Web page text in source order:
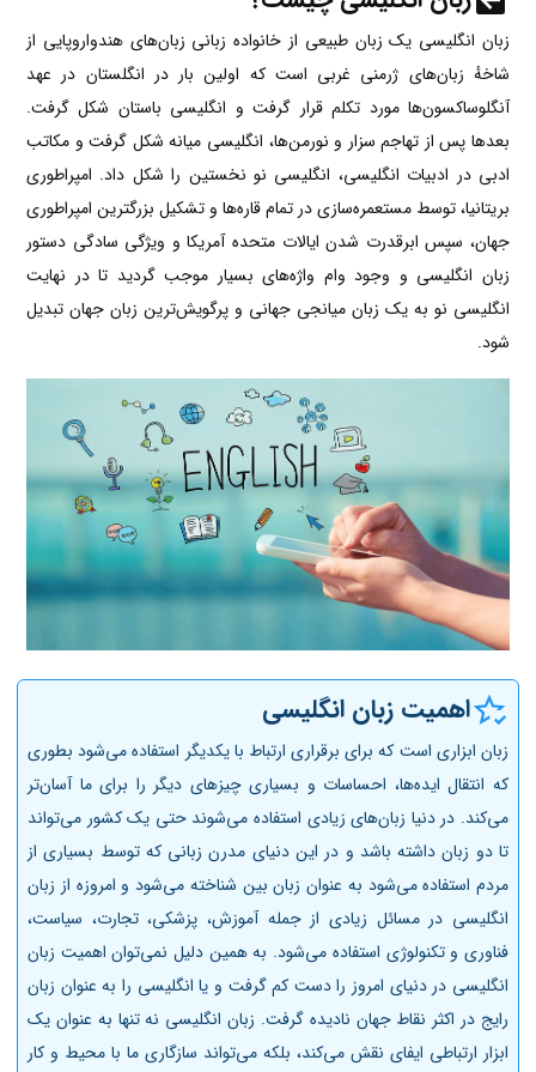
زبان انگلیسی یک زبان طبیعی از خانواده زبانی زبان‌های هندواروپایی از
شاخهٔ زبان‌های ژرمنی غربی است که اولین بار در انگلستان در عهد
آنگلوساکسون‌ها مورد تکلم قرار گرفت و انگلیسی باستان شکل گرفت.
بعدها پس از تهاجم سزار و نورمن‌ها، انگلیسی میانه شکل گرفت و مکاتب
ادبی در ادبیات انگلیسی، انگلیسی نو نخستین را شکل داد. امپراطوری
بریتانیا، توسط مستعمره‌سازی در تمام قاره‌ها و تشکیل بزرگترین امپراطوری
جهان، سپس ابرقدرت شدن ایالات متحده آمریکا و ویژگی سادگی دستور
زبان انگلیسی و وجود وام‌ واژه‌های بسیار موجب گردید تا در نهایت
انگلیسی نو به یک زبان میانجی جهانی و پرگویش‌ترین زبان جهان تبدیل
شود.
اهمیت زبان انگلیسی
زبان ابزاری است که برای برقراری ارتباط با یکدیگر استفاده می‌شود بطوری
که انتقال ایده‌ها، احساسات و بسیاری چیزهای دیگر را برای ما آسان‌تر
می‌کند. در دنیا زبان‌های زیادی استفاده می‌شوند حتی یک کشور می‌تواند
تا دو زبان داشته باشد و در این دنیای مدرن زبانی که توسط بسیاری از
مردم استفاده می‌شود به عنوان زبان بین شناخته می‌شود و امروزه از زبان
انگلیسی در مسائل زیادی از جمله آموزش، پزشکی، تجارت، سیاست،
فناوری و تکنولوژی استفاده می‌شود. به همین دلیل نمی‌توان اهمیت زبان
انگلیسی در دنیای امروز را دست کم گرفت و یا انگلیسی را به عنوان زبان
رایج در اکثر نقاط جهان نادیده گرفت. زبان انگلیسی نه تنها به عنوان یک
ابزار ارتباطی ایفای نقش می‌کند، بلکه می‌تواند سازگاری ما با محیط و کار